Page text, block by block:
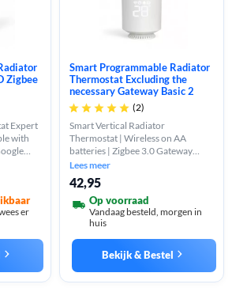
Zigbee
Expert
with
er
Smart Programmable Radiator
Thermostat Excluding the
necessary Gateway Basic 2
     (2)
Smart Vertical Radiator
Thermostat | Wireless on AA
batteries | Zigbee 3.0 Gateway
required | App and manual control
| Energy saving
Lees meer
42,95
Op voorraad
Vandaag besteld, morgen in
huis
Bekijk & Bestel